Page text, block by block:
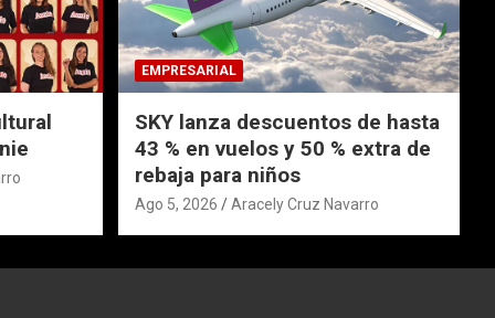
EMPRESARIAL
SKY lanza descuentos de hasta
43 % en vuelos y 50 % extra de
rebaja para niños
Ago 5, 2026 Aracely Cruz Navarro